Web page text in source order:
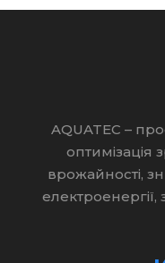
AQUATEC –
врожайності,